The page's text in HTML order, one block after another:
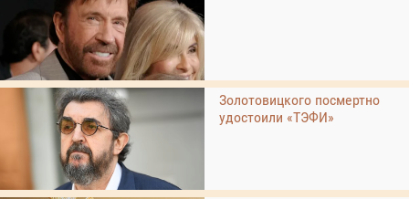
Золотовицкого посмертно
удостоили «ТЭФИ»